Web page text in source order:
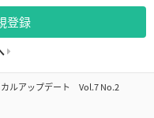
登録
ルアップデート Vol.7 No.2